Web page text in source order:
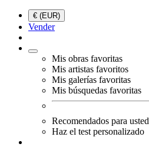
€ (EUR)
Vender
Mis obras favoritas
Mis artistas favoritos
Mis galerías favoritas
Mis búsquedas favoritas
Recomendados para usted
Haz el test personalizado